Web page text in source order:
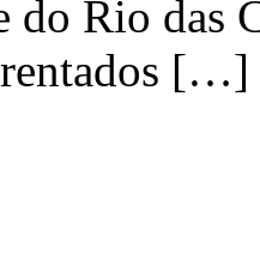
do Rio das
[…]